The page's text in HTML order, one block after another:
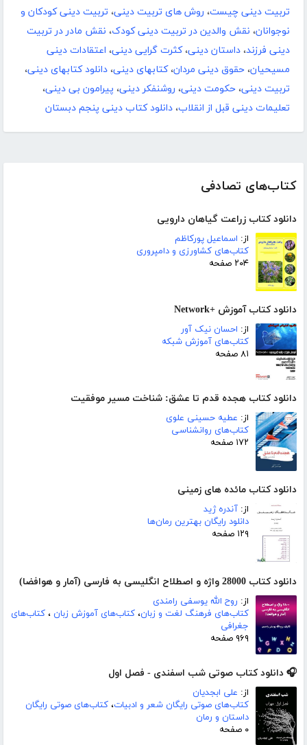
کتاب‌های تصادفی
دانلود کتاب زراعت گیاهان دارویی
از: اسماعیل پورکاظم
کتاب‌های کشاورزی و دامپروری
۲۰۴ صفحه
دانلود کتاب آموزش +Network
از: احسان نیک آور
کتاب‌های آموزش شبکه
۸۱ صفحه
دانلود کتاب هجده قدم تا عشق: شناخت مسیر موفقیت
از: عطیه حسینی علوی
کتاب‌های روانشناسی
۱۷۲ صفحه
دانلود کتاب مائده های زمینی
از: آندره ژید
دانلود رایگان بهترین رمان‌ها
۱۲۹ صفحه
دانلود کتاب 28000 واژه و اصطلاح انگلیسی به فارسی (آمار و هوافضا)
از: روح الله یوسفی رامندی
کتاب‌های فرهنگ لغت و زبان، کتاب‌های آموزش زبان ، کتاب‌های
جغرافی
۹۶۹ صفحه
🎧 دانلود کتاب صوتی شب اسفندی - فصل اول
از: علی ابجدیان
کتاب‌های صوتی رایگان شعر و ادبیات، کتاب‌های صوتی رایگان
داستان و رمان
۰ صفحه
تربیت دینی چیست، روش های تربیت دینی، تربیت دینی کودکان و
نوجوانان، نقش والدین در تربیت دینی کودک، نقش مادر در تربیت
دینی فرزند، داستان دینی،کثرت گرایی دینی، اعتقادات دینی
مسیحیان، حقوق دینی مردان،کتابهای دینی، دانلود کتابهای دینی،
تربیت دینی، حکومت دینی، روشنفکر دینی، پیرامون بی دینی،
تعلیمات دینی قبل از انقلاب، دانلود کتاب دینی پنجم دبستان